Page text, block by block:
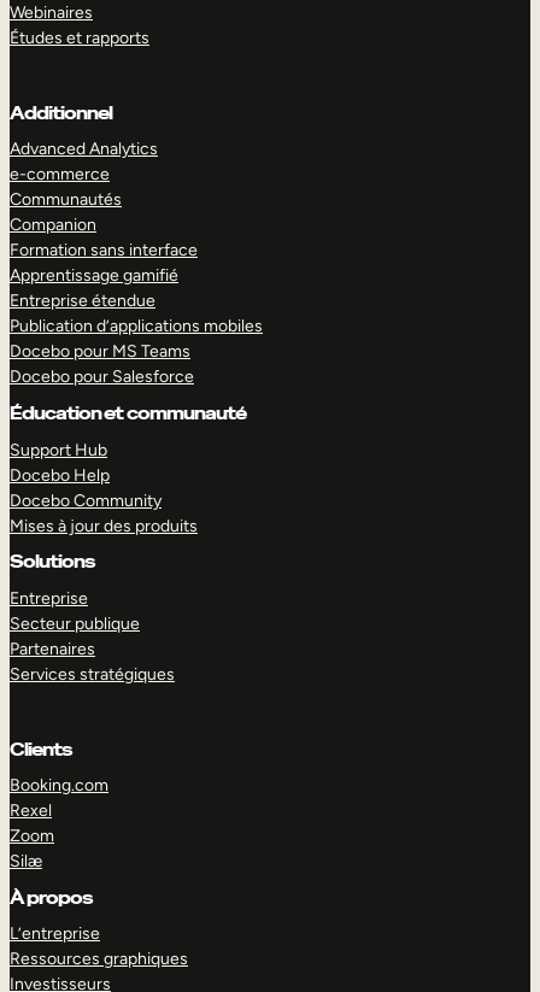
Webinaires
Études et rapports
Additionnel
Advanced Analytics
e-commerce
Communautés
Companion
Formation sans interface
Apprentissage gamifié
Entreprise étendue
Publication d’applications mobiles
Docebo pour MS Teams
Docebo pour Salesforce
Éducation et communauté
Support Hub
Docebo Help
Docebo Community
Mises à jour des produits
Solutions
Entreprise
Secteur publique
Partenaires
Services stratégiques
Clients
Booking.com
Rexel
Zoom
Silæ
À propos
L’entreprise
Ressources graphiques
Investisseurs